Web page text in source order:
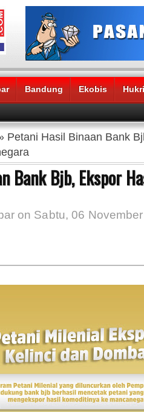
Bandung Ekobis
Petani Hasil Binaan Bank
Bank Bjb, Ekspor
on Sabtu, 06